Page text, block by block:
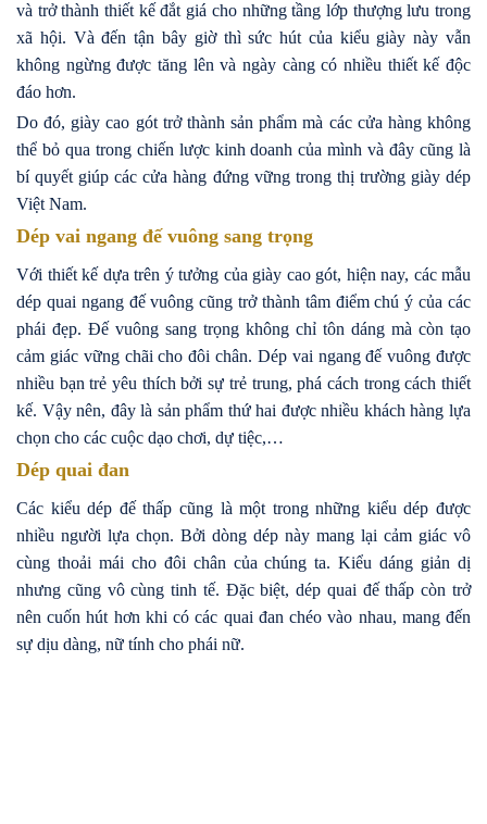
và trở thành thiết kế đắt giá cho những tầng lớp thượng lưu trong
xã hội. Và đến tận bây giờ thì sức hút của kiểu giày này vẫn
không ngừng được tăng lên và ngày càng có nhiều thiết kế độc
đáo hơn.
Do đó, giày cao gót trở thành sản phẩm mà các cửa hàng không
thể bỏ qua trong chiến lược kinh doanh của mình và đây cũng là
bí quyết giúp các cửa hàng đứng vững trong thị trường giày dép
Việt Nam.
Dép vai ngang đế vuông sang trọng
Với thiết kế dựa trên ý tưởng của giày cao gót, hiện nay, các mẫu
dép quai ngang đế vuông cũng trở thành tâm điểm chú ý của các
phái đẹp. Đế vuông sang trọng không chỉ tôn dáng mà còn tạo
cảm giác vững chãi cho đôi chân. Dép vai ngang đế vuông được
nhiều bạn trẻ yêu thích bởi sự trẻ trung, phá cách trong cách thiết
kế. Vậy nên, đây là sản phẩm thứ hai được nhiều khách hàng lựa
chọn cho các cuộc dạo chơi, dự tiệc,…
Dép quai đan
Các kiểu dép đế thấp cũng là một trong những kiểu dép được
nhiều người lựa chọn. Bởi dòng dép này mang lại cảm giác vô
cùng thoải mái cho đôi chân của chúng ta. Kiểu dáng giản dị
nhưng cũng vô cùng tinh tế. Đặc biệt, dép quai đế thấp còn trở
nên cuốn hút hơn khi có các quai đan chéo vào nhau, mang đến
sự dịu dàng, nữ tính cho phái nữ.